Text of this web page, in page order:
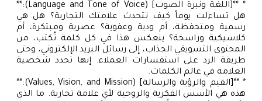
* **[اللغة ونبرة الصوت] (Language and Tone of Voice):**
هل تساءلت يوماً كيف تتحدث علامتك التجارية؟ هل هي
رسمية ومتحفظة، أم ودية وعفوية؟ عصرية ومبتكرة، أم
كلاسيكية وراسخة؟ ينعكس هذا في كل كلمة تُكتب، من
المحتوى التسويقي الجذاب، إلى رسائل البريد الإلكتروني، وحتى
طريقة الرد على استفسارات العملاء. إنها تحدد شخصية
العلامة في عالم الكلمات.
* **[القيم والرؤية والرسالة] (Values, Vision, and Mission):**
هذه هي الأسس الفكرية والروحية لأي علامة تجارية. ما الذي